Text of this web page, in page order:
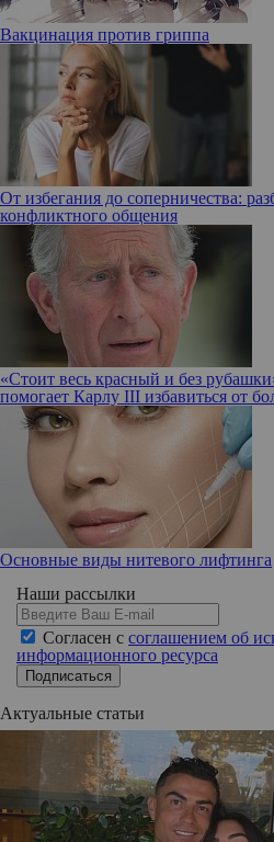
Вакцинация против гриппа
От избегания до соперничества:
конфликтного общения
«Стоит весь красный и без
помогает Карлу III избавиться от
Основные виды нитевого лифтинга
Наши рассылки
Согласен с соглашением об
информационного ресурса
Подписаться
Актуальные статьи